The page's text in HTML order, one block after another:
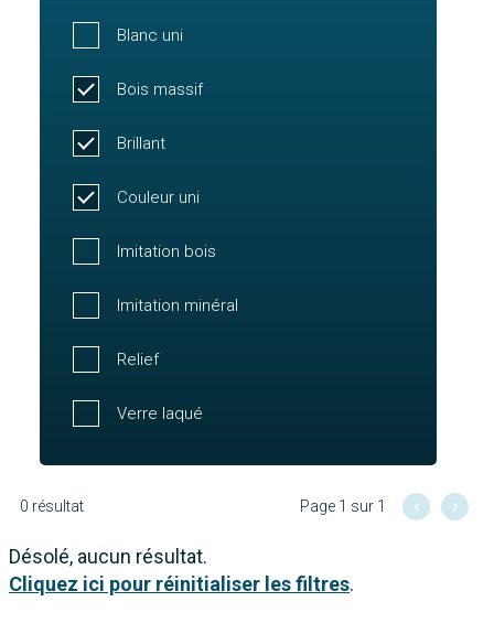
Blanc uni
Bois massif
Brillant
Couleur uni
Imitation bois
Imitation minéral
Relief
Verre laqué
0 résultat Page 1 sur 1
Désolé, aucun résultat.
Cliquez ici pour réinitialiser les filtres.